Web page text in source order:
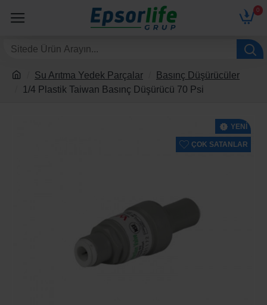
0
Su Arıtma Yedek Parçalar
Basınç Düşürücüler
1/4 Plastik Taiwan Basınç Düşürücü 70 Psi
YENI
ÇOK SATANLAR